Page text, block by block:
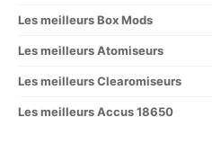
Les meilleurs Box Mods
Les meilleurs Atomiseurs
Les meilleurs Clearomiseurs
Les meilleurs Accus 18650